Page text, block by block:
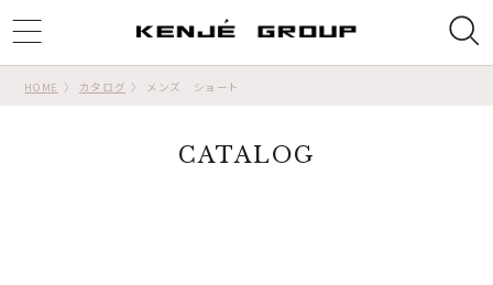
HOME カタログ メンズ ショート
CATALOG